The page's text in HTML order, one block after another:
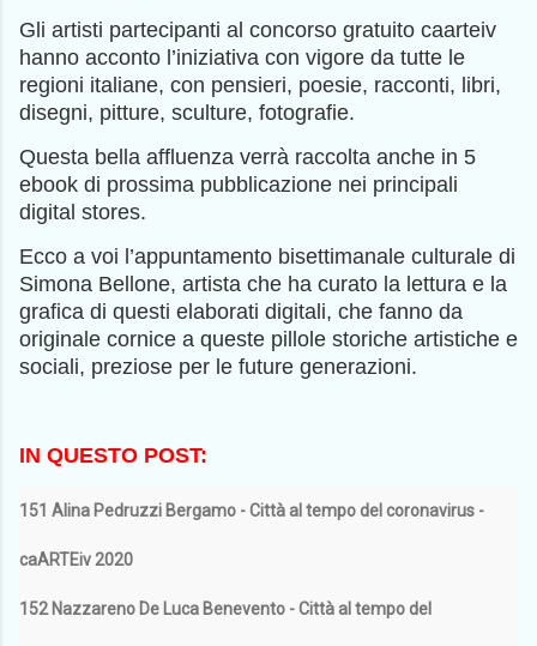
Gli artisti partecipanti al concorso gratuito caarteiv
hanno acconto l’iniziativa con vigore da tutte le
regioni italiane, con pensieri, poesie, racconti, libri,
disegni, pitture, sculture, fotografie.
Questa bella affluenza verrà raccolta anche in 5
ebook di prossima pubblicazione nei principali
digital stores.
Ecco a voi l’appuntamento bisettimanale culturale di
Simona Bellone, artista che ha curato la lettura e la
grafica di questi elaborati digitali, che fanno da
originale cornice a queste pillole storiche artistiche e
sociali, preziose per le future generazioni.
IN QUESTO POST:
151 Alina Pedruzzi Bergamo - Città al tempo del coronavirus -
caARTEiv 2020
152 Nazzareno De Luca Benevento - Città al tempo del